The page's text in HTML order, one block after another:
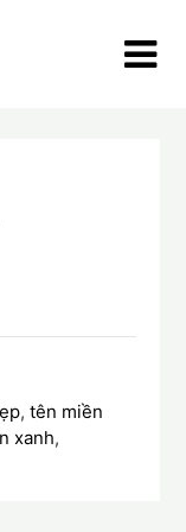
,tên miền
xanh,